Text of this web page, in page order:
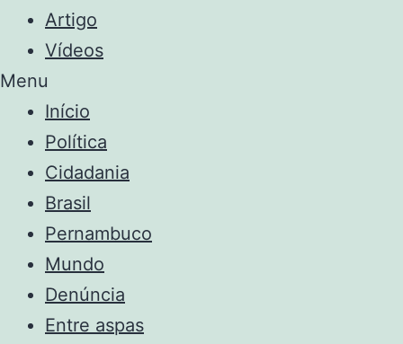
Artigo
Vídeos
Menu
Início
Política
Cidadania
Brasil
Pernambuco
Mundo
Denúncia
Entre aspas